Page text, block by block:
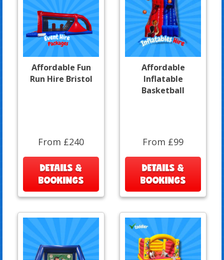
Affordable Fun
Run Hire Bristol
From £240
DETAILS &
BOOKINGS
Affordable
Inflatable
Basketball
From £99
DETAILS &
BOOKINGS